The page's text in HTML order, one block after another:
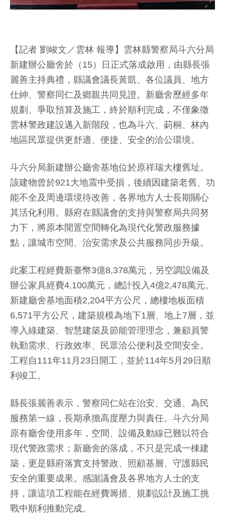
【記者 劉峻文／雲林 報導】雲林縣警察局斗六分局
新建辦公廳舍於（15）日正式落成啟用，由縣長張
麗善主持典禮，縣議會議長黃凱、各位議員、地方
仕紳、警察同仁及鄉親共同見證。新廳舍歷經多年
規劃、爭取預算及施工，終於順利完成，不僅象徵
雲林警政建設邁入新階段，也為斗六、莿桐、林內
地區民眾提供更舒適、便捷、安全的洽公環境。
斗六分局新建辦公廳舍基地位於原祥瑞大樓舊址。
該建物曾於921大地震中受損，後續因建築老舊、功
能不全及周邊環境待改善，各界地方人士長期關心
其活化利用。縣府在縣議會的支持與警察局共同努
力下，將原本閒置空間轉化為現代化警政服務據
點，讓城市空間、治安需求及公共服務同步升級。
此案工程經費新臺幣3億8,378萬元，另空調設備及
辦公家具經費4,100萬元，總計投入4億2,478萬元。
新建廳舍基地面積2,204平方公尺，總樓地板面積
6,571平方公尺，建築規模為地下1層、地上7層，並
導入綠建築、智慧建築及節能管理理念，兼顧員警
執勤需求、行政效率、民眾洽公便利及空間安全。
工程自111年11月23日開工，並於114年5月29日順
利竣工。
縣長張麗善表示，警察同仁站在治安、交通、為民
服務第一線，長期承擔高度壓力與責任。斗六分局
原有廳舍使用多年，空間、設備及動線已難以符合
現代警政需求；新廳舍的落成，不只是完成一棟建
築，更是縣府落實支持警政、照顧基層、守護縣民
安全的重要成果。感謝議會及各界地方人士的支
持，讓這項工程能在經費籌措、規劃設計及施工挑
戰中順利推動完成。